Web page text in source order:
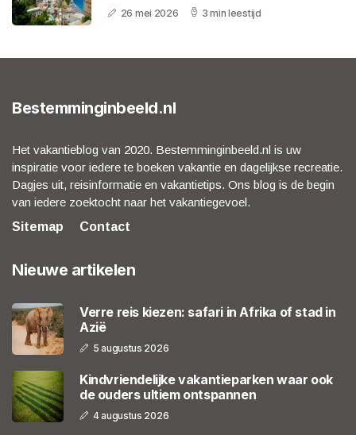
26 mei 2026 3 min leestijd
Bestemminginbeeld.nl
Het vakantieblog van 2020. Bestemminginbeeld.nl is uw
inspiratie voor iedere te boeken vakantie en dagelijkse recreatie.
Dagjes uit, reisinformatie en vakantietips. Ons blog is de begin
van iedere zoektocht naar het vakantiegevoel.
Sitemap
Contact
Nieuwe artikelen
Verre reis kiezen: safari in Afrika of stad in
Azië
5 augustus 2026
Kindvriendelijke vakantieparken waar ook
de ouders ultiem ontspannen
4 augustus 2026